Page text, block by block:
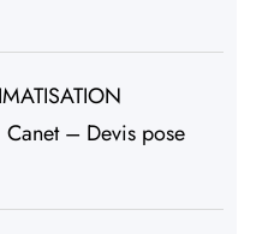
– Devis pose